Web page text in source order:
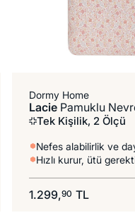
Dormy Home
Lacie Pamuklu
Tek Kişilik, 2 Ölçü
Hızlı kurur, ütü
1.299,90 TL